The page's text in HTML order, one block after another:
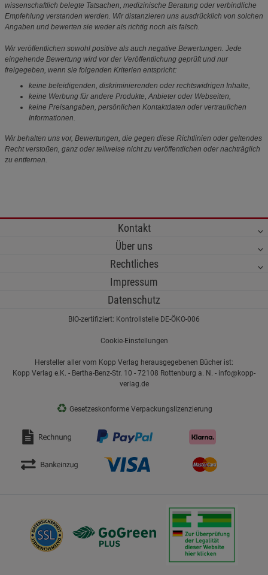
wissenschaftlich belegte Tatsachen, medizinische Beratung oder verbindliche
Empfehlung verstanden werden. Wir distanzieren uns ausdrücklich von solchen
Angaben und bewerten sie weder als richtig noch als falsch.
Wir veröffentlichen sowohl positive als auch negative Bewertungen. Jede
eingehende Bewertung wird vor der Veröffentlichung geprüft und nur
freigegeben, wenn sie folgenden Kriterien entspricht:
keine beleidigenden, diskriminierenden oder rechtswidrigen Inhalte,
keine Werbung für andere Produkte, Anbieter oder Webseiten,
keine Preisangaben, persönlichen Kontaktdaten oder vertraulichen
Informationen.
Wir behalten uns vor, Bewertungen, die gegen diese Richtlinien oder geltendes
Recht verstoßen, ganz oder teilweise nicht zu veröffentlichen oder nachträglich
zu entfernen.
Kontakt
Über uns
Rechtliches
Impressum
Datenschutz
BIO-zertifiziert: Kontrollstelle DE-ÖKO-006
Cookie-Einstellungen
Hersteller aller vom Kopp Verlag herausgegebenen Bücher ist:
Kopp Verlag e.K. - Bertha-Benz-Str. 10 - 72108 Rottenburg a. N. - info@kopp-
verlag.de
♻ Gesetzeskonforme Verpackungslizenzierung